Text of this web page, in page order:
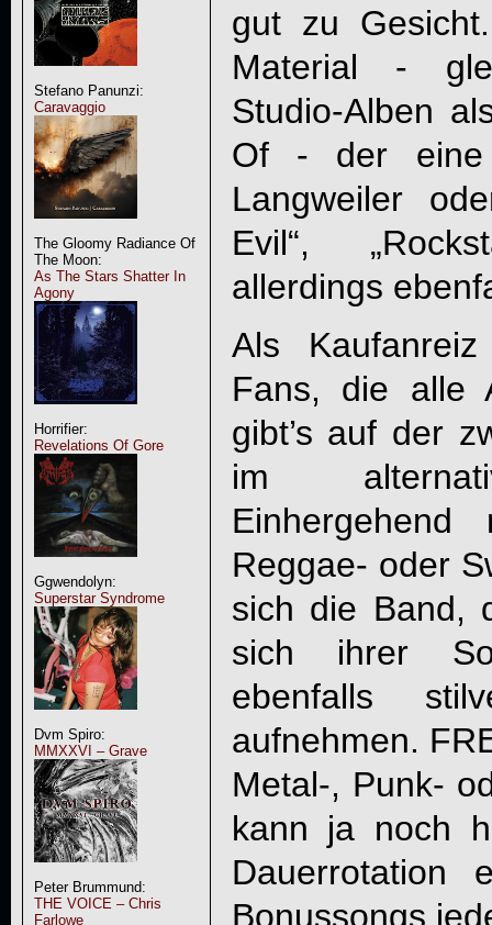
Stefano Panunzi:
Caravaggio
The Gloomy Radiance Of
The Moon:
As The Stars Shatter In
Agony
Horrifier:
Revelations Of Gore
Ggwendolyn:
Superstar Syndrome
Dvm Spiro:
MMXXVI – Grave
Peter Brummund:
THE VOICE – Chris
Farlowe
gut zu
Material -
Studio-Alben
Of - der eine
Langweiler
Evil“,
allerdings
Als
Fans, die alle
gibt’s auf der
im
Reggae- oder
sich die Band,
sich ihrer
ebenfalls
aufnehmen.
Metal-, Punk-
kann ja noch
Dauerrotation
Bonussongs